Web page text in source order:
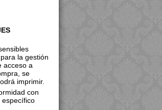
la gestión
acceso a
se
imprimir.
con
específico